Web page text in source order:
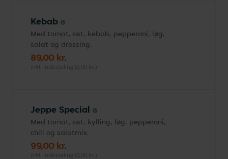
Kebab
Med tomat, ost, kebab, pepperoni, løg,
salat og dressing.
89,00 kr.
inkl. indbetaling (0,00 kr.)
Jeppe Special
Med tomat, ost, kylling, løg, pepperoni,
chili og salatmix.
99,00 kr.
inkl. indbetaling (0,00 kr.)